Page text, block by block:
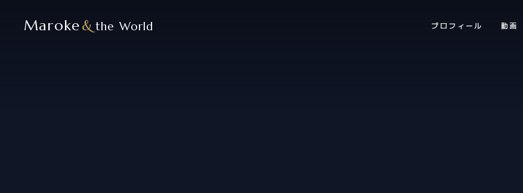
Maroke& the World プロフィール 動画